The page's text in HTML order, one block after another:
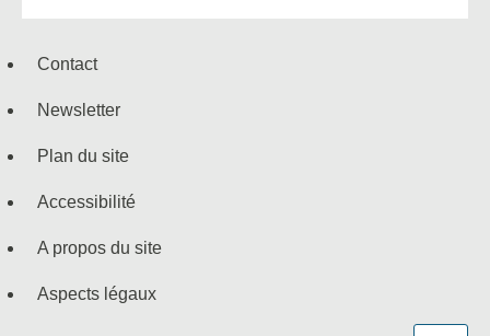
Contact
Newsletter
Plan du site
Accessibilité
A propos du site
Aspects légaux